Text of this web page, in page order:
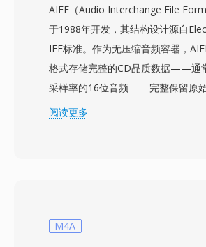
AIFF（Audio Interchange File
于1988年开发，其结构设计源自
IFF标准。作为无压缩音频容器，
格式存储完整的CD品质数据——通
采样率的16位音频——完整保留原
个细节，不进行有损编码。该格式以
另一个强项是与Apple专业工具的无
阅读更多
M4A